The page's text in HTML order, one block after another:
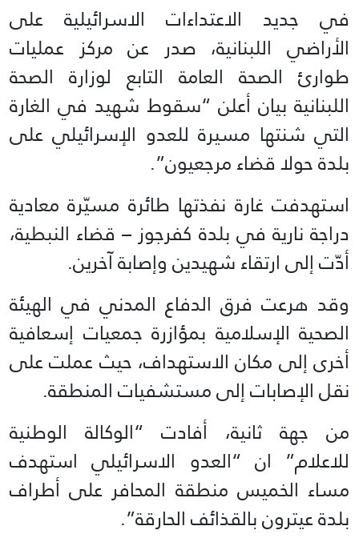
في جديد الاعتداءات الاسرائيلية على
الأراضي اللبنانية، صدر عن مركز عمليات
طوارئ الصحة العامة التابع لوزارة الصحة
اللبنانية بيان أعلن “سقوط شهيد في الغارة
التي شنتها مسيرة للعدو الإسرائيلي على
بلدة حولا قضاء مرجعيون”.
استهدفت غارة نفذتها طائرة مسيّرة معادية
دراجة نارية في بلدة كفرجوز – قضاء النبطية،
أدّت إلى ارتقاء شهيدين وإصابة آخرين.
وقد هرعت فرق الدفاع المدني في الهيئة
الصحية الإسلامية بمؤازرة جمعيات إسعافية
أخرى إلى مكان الاستهداف، حيث عملت على
نقل الإصابات إلى مستشفيات المنطقة.
من جهة ثانية، أفادت “الوكالة الوطنية
للاعلام” ان “العدو الاسرائيلي استهدف
مساء الخميس منطقة المحافر على أطراف
بلدة عيترون بالقذائف الحارقة”.